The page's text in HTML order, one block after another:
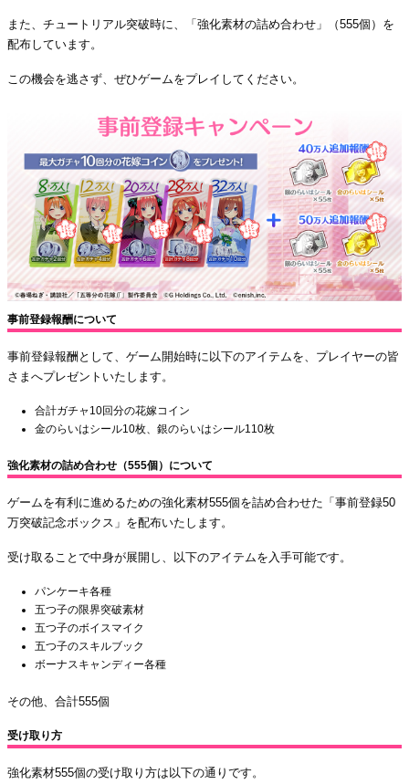
また、チュートリアル突破時に、「強化素材の詰め合わせ」（555個）を
配布しています。
この機会を逃さず、ぜひゲームをプレイしてください。
事前登録報酬について
事前登録報酬として、ゲーム開始時に以下のアイテムを、プレイヤーの皆
さまへプレゼントいたします。
合計ガチャ10回分の花嫁コイン
金のらいはシール10枚、銀のらいはシール110枚
強化素材の詰め合わせ（555個）について
ゲームを有利に進めるための強化素材555個を詰め合わせた「事前登録50
万突破記念ボックス」を配布いたします。
受け取ることで中身が展開し、以下のアイテムを入手可能です。
パンケーキ各種
五つ子の限界突破素材
五つ子のボイスマイク
五つ子のスキルブック
ボーナスキャンディー各種
その他、合計555個
受け取り方
強化素材555個の受け取り方は以下の通りです。